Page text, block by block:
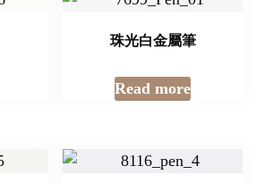
珠光白金屬筆
Read more